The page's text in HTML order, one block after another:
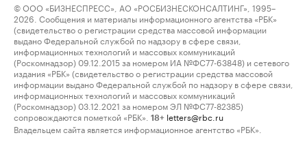
© ООО «БИЗНЕСПРЕСС», АО «РОСБИЗНЕСКОНСАЛТИНГ», 1995–
2026. Сообщения и материалы информационного агентства «РБК»
(свидетельство о регистрации средства массовой информации
выдано Федеральной службой по надзору в сфере связи,
информационных технологий и массовых коммуникаций
(Роскомнадзор) 09.12.2015 за номером ИА №ФС77-63848) и сетевого
издания «РБК» (свидетельство о регистрации средства массовой
информации выдано Федеральной службой по надзору в сфере связи,
информационных технологий и массовых коммуникаций
(Роскомнадзор) 03.12.2021 за номером ЭЛ №ФС77-82385)
сопровождаются пометкой «РБК».
18+ letters@rbc.ru
Владельцем сайта является информационное агентство «РБК».